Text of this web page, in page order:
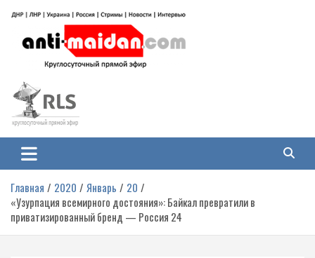
содержимому
Антимайдан: Гражданская война
на Украине
гражданской войне на Украине, включая события в Новороссии, ДНР,
ЛНР и других регионах.
Главная 2020 Январь
20
«Узурпация всемирного достояния»: Байкал превратили в
приватизированный бренд — Россия 24